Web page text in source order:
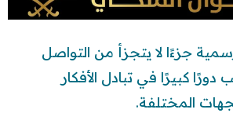
جزءًا لا يتجزأ من التواصل
كبيرًا في تبادل الأفكار
المختلفة.